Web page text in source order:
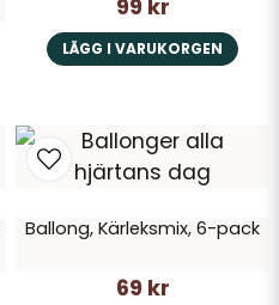
99 kr
LÄGG I VARUKORGEN
Ballong, Kärleksmix, 6-pack
69 kr